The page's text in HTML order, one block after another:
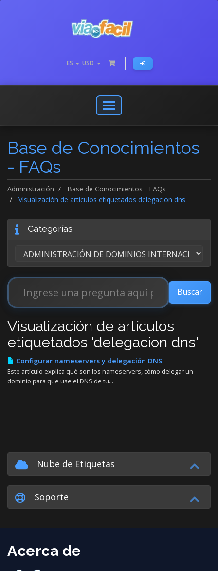
ES USD
Abrir
o
menú
de
Base de Conocimientos
- FAQs
Administración
Base de Conocimientos - FAQs
Visualización de artículos etiquetados delegacion dns
Categorías
Visualización de artículos
etiquetados 'delegacion dns'
Configurar nameservers y delegación DNS
Este artículo explica qué son los nameservers, cómo delegar un
dominio para que use el DNS de tu...
Nube de Etiquetas
Soporte
Acerca de